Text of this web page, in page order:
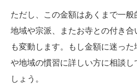
ただし、この金額はあくまで一般
地域や宗派、またお寺との付き合
も変動します。もし金額に迷っ
や地域の慣習に詳しい方に相談
しょう。